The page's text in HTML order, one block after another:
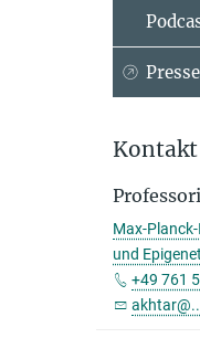
Kontakt
Max-
und
+49 761